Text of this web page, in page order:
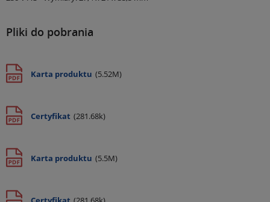
Pliki do pobrania
Karta produktu (5.52M)
Certyfikat (281.68k)
Karta produktu (5.5M)